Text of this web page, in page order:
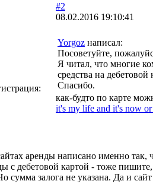
#2
08.02.2016 19:10:41
Yorgoz написал:
Посоветуйте,
Я читал, что многие
средства на дебетовой
Спасибо.
как-будто по карте
it's my life and it's now
аренды написано именно так,
с дебетовой картой - тоже
сумма залога не указана. Да и